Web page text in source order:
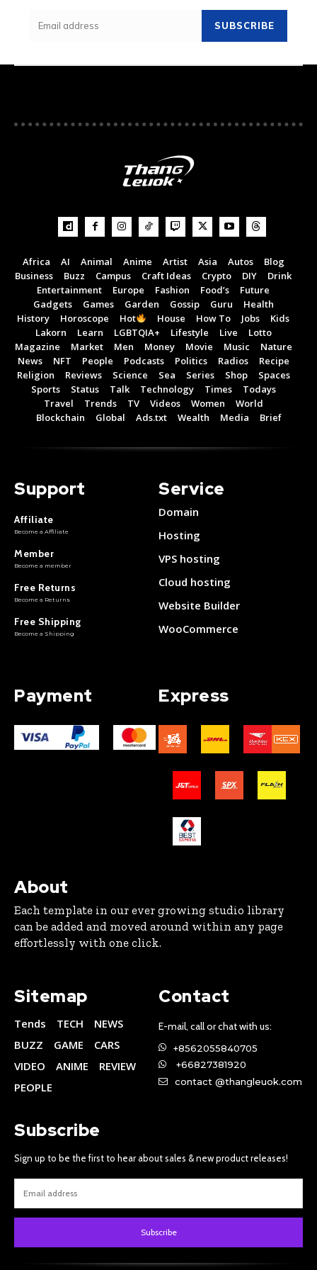
SUBSCRIBE
Africa AI Animal Anime Artist Asia Autos
Blog
Business
Buzz Campus Craft Ideas Crypto DIY
Drink
Entertainment
Europe Fashion Food’s
Future
Gadgets
Games Garden Gossip Guru
Health
History
Horoscope Hot House How To Jobs
Kids
Lakorn
Learn LGBTQIA+ Lifestyle Live
Lotto
Magazine
Market Men Money Movie Music
Nature
News
NFT People Podcasts Politics Radios
Recipe
Religion
Reviews Science Sea Series Shop
Spaces
Sports
Status Talk Technology Times
Todays
Travel
Trends TV Videos Women
World
Blockchain
Global Ads.txt Wealth Media Brief
Support
Affiliate
Become a Affiliate
Member
Become a member
Free Returns
Become a Returns
Free Shipping
Become a Shipping
Service
Domain
Hosting
VPS hosting
Cloud hosting
Website Builder
WooCommerce
Payment Express
About
Each template in our ever growing studio library
can be added and moved around within any page
effortlessly with one click.
Sitemap
Tends TECH
NEWS
BUZZ
GAME
CARS
VIDEO
ANIME
REVIEW
PEOPLE
Contact
E-mail, call or chat with us:
+8562055840705
+66827381920
contact @thangleuok.com
Subscribe
Sign up to be the first to hear about sales & new product releases!
Subscribe